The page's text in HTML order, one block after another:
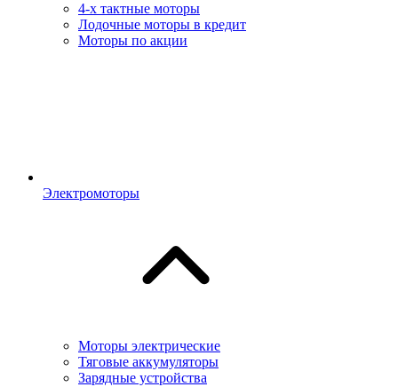
4-х тактные моторы
Лодочные моторы в кредит
Моторы по акции
Электромоторы
Моторы электрические
Тяговые аккумуляторы
Зарядные устройства